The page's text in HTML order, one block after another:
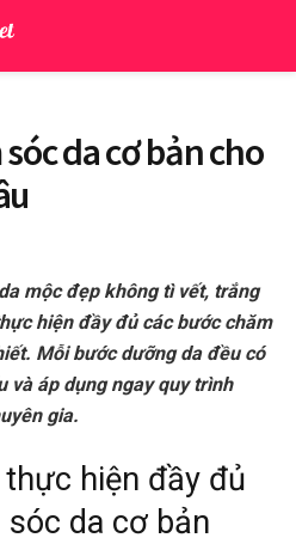
da cơ bản cho
mộc đẹp không tì vết, trắng
hiện đầy đủ các bước chăm
Mỗi bước dưỡng da đều có
và áp dụng ngay quy trình
gia.
hiện đầy đủ
da cơ bản